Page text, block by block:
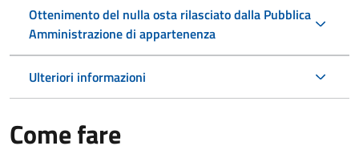
Ottenimento del nulla osta rilasciato dalla Pubblica
Amministrazione di appartenenza
Ulteriori informazioni
Come fare